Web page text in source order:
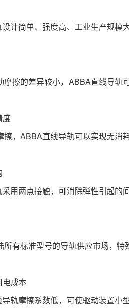
计简单、强度高、工业生产规模
摩擦的差异较小，ABBA直线导轨
度
，ABBA直线导轨可以实现无消
用两点接触，可消除弹性引起的
有标准型号的导轨供应市场，特
电成本
轨摩擦系数低，可使驱动装置小